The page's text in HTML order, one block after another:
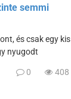
semmi
és csak egy kis
nyugodt
0 408